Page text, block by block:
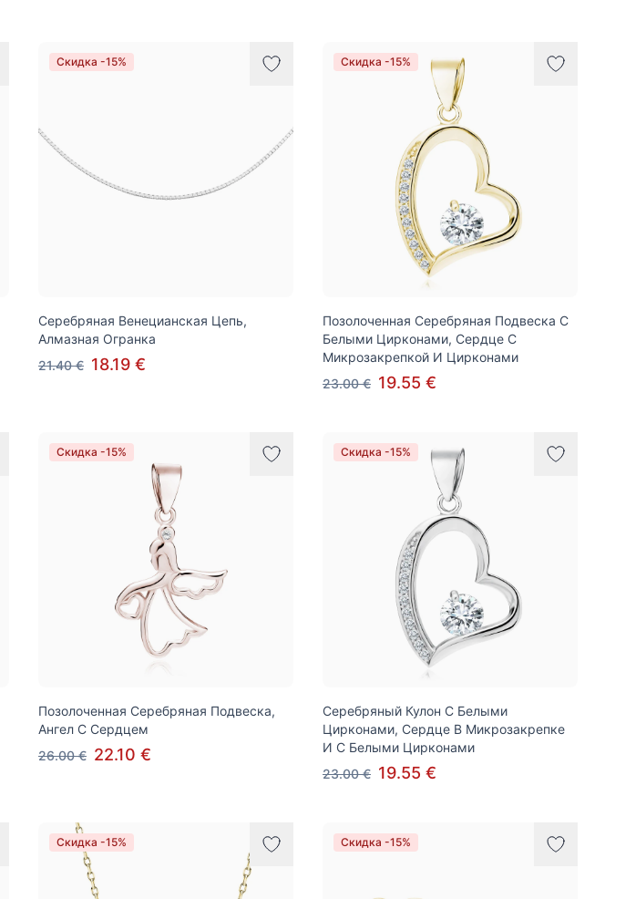
Скидка -15%
Серебряная Венецианская Цепь,
Алмазная Огранка
21.40 € 18.19 €
Скидка -15%
Позолоченная Серебряная Подвеска С
Белыми Цирконами, Сердце С
Микрозакрепкой И Цирконами
23.00 € 19.55 €
Скидка -15%
Позолоченная Серебряная Подвеска,
Ангел С Сердцем
26.00 € 22.10 €
Скидка -15%
Серебряный Кулон С Белыми
Цирконами, Сердце В Микрозакрепке
И С Белыми Цирконами
23.00 € 19.55 €
Скидка -15% Скидка -15%